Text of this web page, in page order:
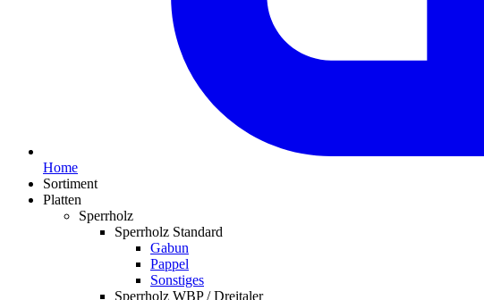
Home
Sortiment
Platten
Sperrholz
Sperrholz Standard
Gabun
Pappel
Sonstiges
Sperrholz WBP / Dreitaler